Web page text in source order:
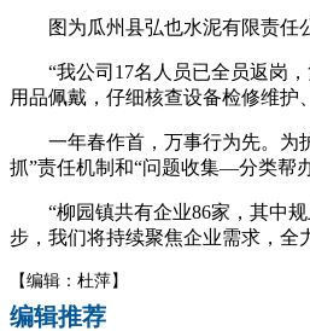
图为瓜州县弘也水泥有限责任
“我公司17名人员已全员返岗，
用品佩戴，仔细核查设备检修维护
一年春作首，万事行为先。为护
抓”责任机制和“问题收集—分类帮
“柳园镇共有企业86家，其中规
步，我们将持续聚焦企业需求，全
【编辑：杜萍】
编辑推荐